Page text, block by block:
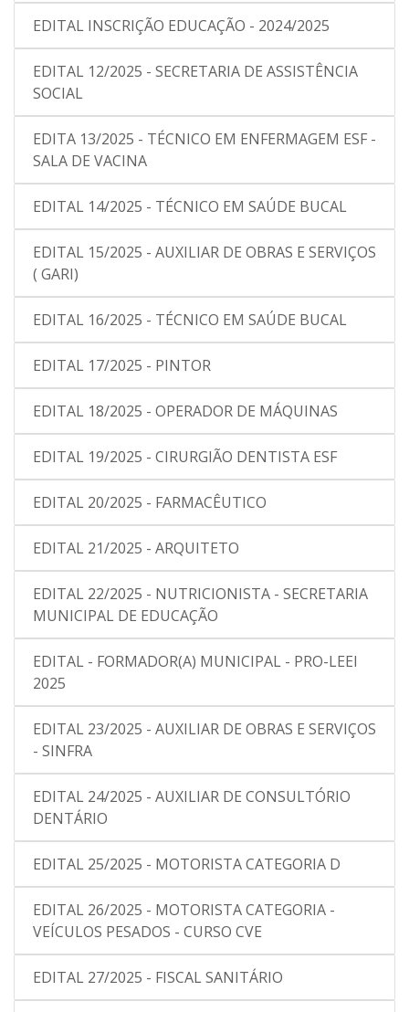
EDITAL INSCRIÇÃO EDUCAÇÃO - 2024/2025
EDITAL 12/2025 - SECRETARIA DE ASSISTÊNCIA
SOCIAL
EDITA 13/2025 - TÉCNICO EM ENFERMAGEM ESF -
SALA DE VACINA
EDITAL 14/2025 - TÉCNICO EM SAÚDE BUCAL
EDITAL 15/2025 - AUXILIAR DE OBRAS E SERVIÇOS
( GARI)
EDITAL 16/2025 - TÉCNICO EM SAÚDE BUCAL
EDITAL 17/2025 - PINTOR
EDITAL 18/2025 - OPERADOR DE MÁQUINAS
EDITAL 19/2025 - CIRURGIÃO DENTISTA ESF
EDITAL 20/2025 - FARMACÊUTICO
EDITAL 21/2025 - ARQUITETO
EDITAL 22/2025 - NUTRICIONISTA - SECRETARIA
MUNICIPAL DE EDUCAÇÃO
EDITAL - FORMADOR(A) MUNICIPAL - PRO-LEEI
2025
EDITAL 23/2025 - AUXILIAR DE OBRAS E SERVIÇOS
- SINFRA
EDITAL 24/2025 - AUXILIAR DE CONSULTÓRIO
DENTÁRIO
EDITAL 25/2025 - MOTORISTA CATEGORIA D
EDITAL 26/2025 - MOTORISTA CATEGORIA -
VEÍCULOS PESADOS - CURSO CVE
EDITAL 27/2025 - FISCAL SANITÁRIO